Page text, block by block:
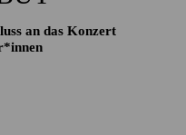
an das Konzert